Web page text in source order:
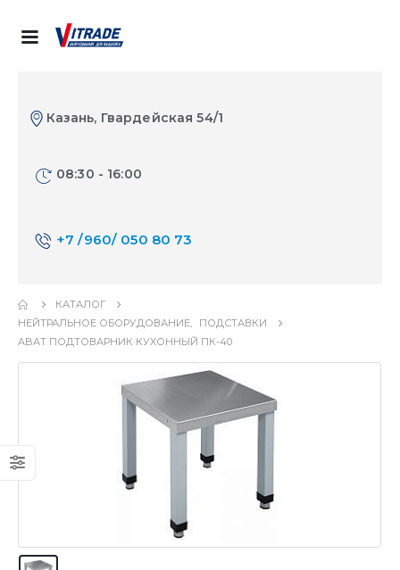
Казань, Гвардейская 54/1
08:30 - 16:00
+7 /960/ 050 80 73
КАТАЛОГ
НЕЙТРАЛЬНОЕ ОБОРУДОВАНИЕ,
ПОДСТАВКИ
ABAT ПОДТОВАРНИК КУХОННЫЙ ПК-40